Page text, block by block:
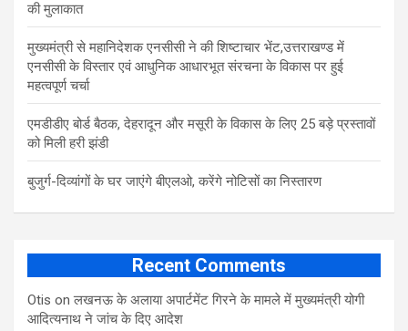
की मुलाकात
मुख्यमंत्री से महानिदेशक एनसीसी ने की शिष्टाचार भेंट,उत्तराखण्ड में
एनसीसी के विस्तार एवं आधुनिक आधारभूत संरचना के विकास पर हुई
महत्वपूर्ण चर्चा
एमडीडीए बोर्ड बैठक, देहरादून और मसूरी के विकास के लिए 25 बड़े प्रस्तावों
को मिली हरी झंडी
बुजुर्ग-दिव्यांगों के घर जाएंगे बीएलओ, करेंगे नोटिसों का निस्तारण
Recent Comments
Otis onलखनऊ के अलाया अपार्टमेंट गिरने के मामले में मुख्‍यमंत्री योगी
आद‍ित्‍यनाथ ने जांच के द‍िए आदेश